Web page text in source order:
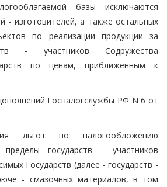
базы исключаются
- изготовителей, а также остальных
по реализации продукции за
- участников Содружества
по ценам, приближенным к
Госналогслужбы РФ N 6 от
льгот по налогообложению
пределы государств - участников
Государств (далее - государств -
- смазочных материалов, в том